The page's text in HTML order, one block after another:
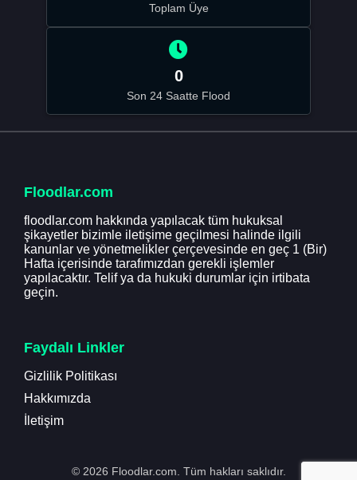
Toplam Üye
0
Son 24 Saatte Flood
Floodlar.com
floodlar.com hakkında yapılacak tüm hukuksal
şikayetler bizimle iletişime geçilmesi halinde ilgili
kanunlar ve yönetmelikler çerçevesinde en geç 1 (Bir)
Hafta içerisinde tarafımızdan gerekli işlemler
yapılacaktır. Telif ya da hukuki durumlar için irtibata
geçin.
Faydalı Linkler
Gizlilik Politikası
Hakkımızda
İletişim
© 2026 Floodlar.com. Tüm hakları saklıdır.